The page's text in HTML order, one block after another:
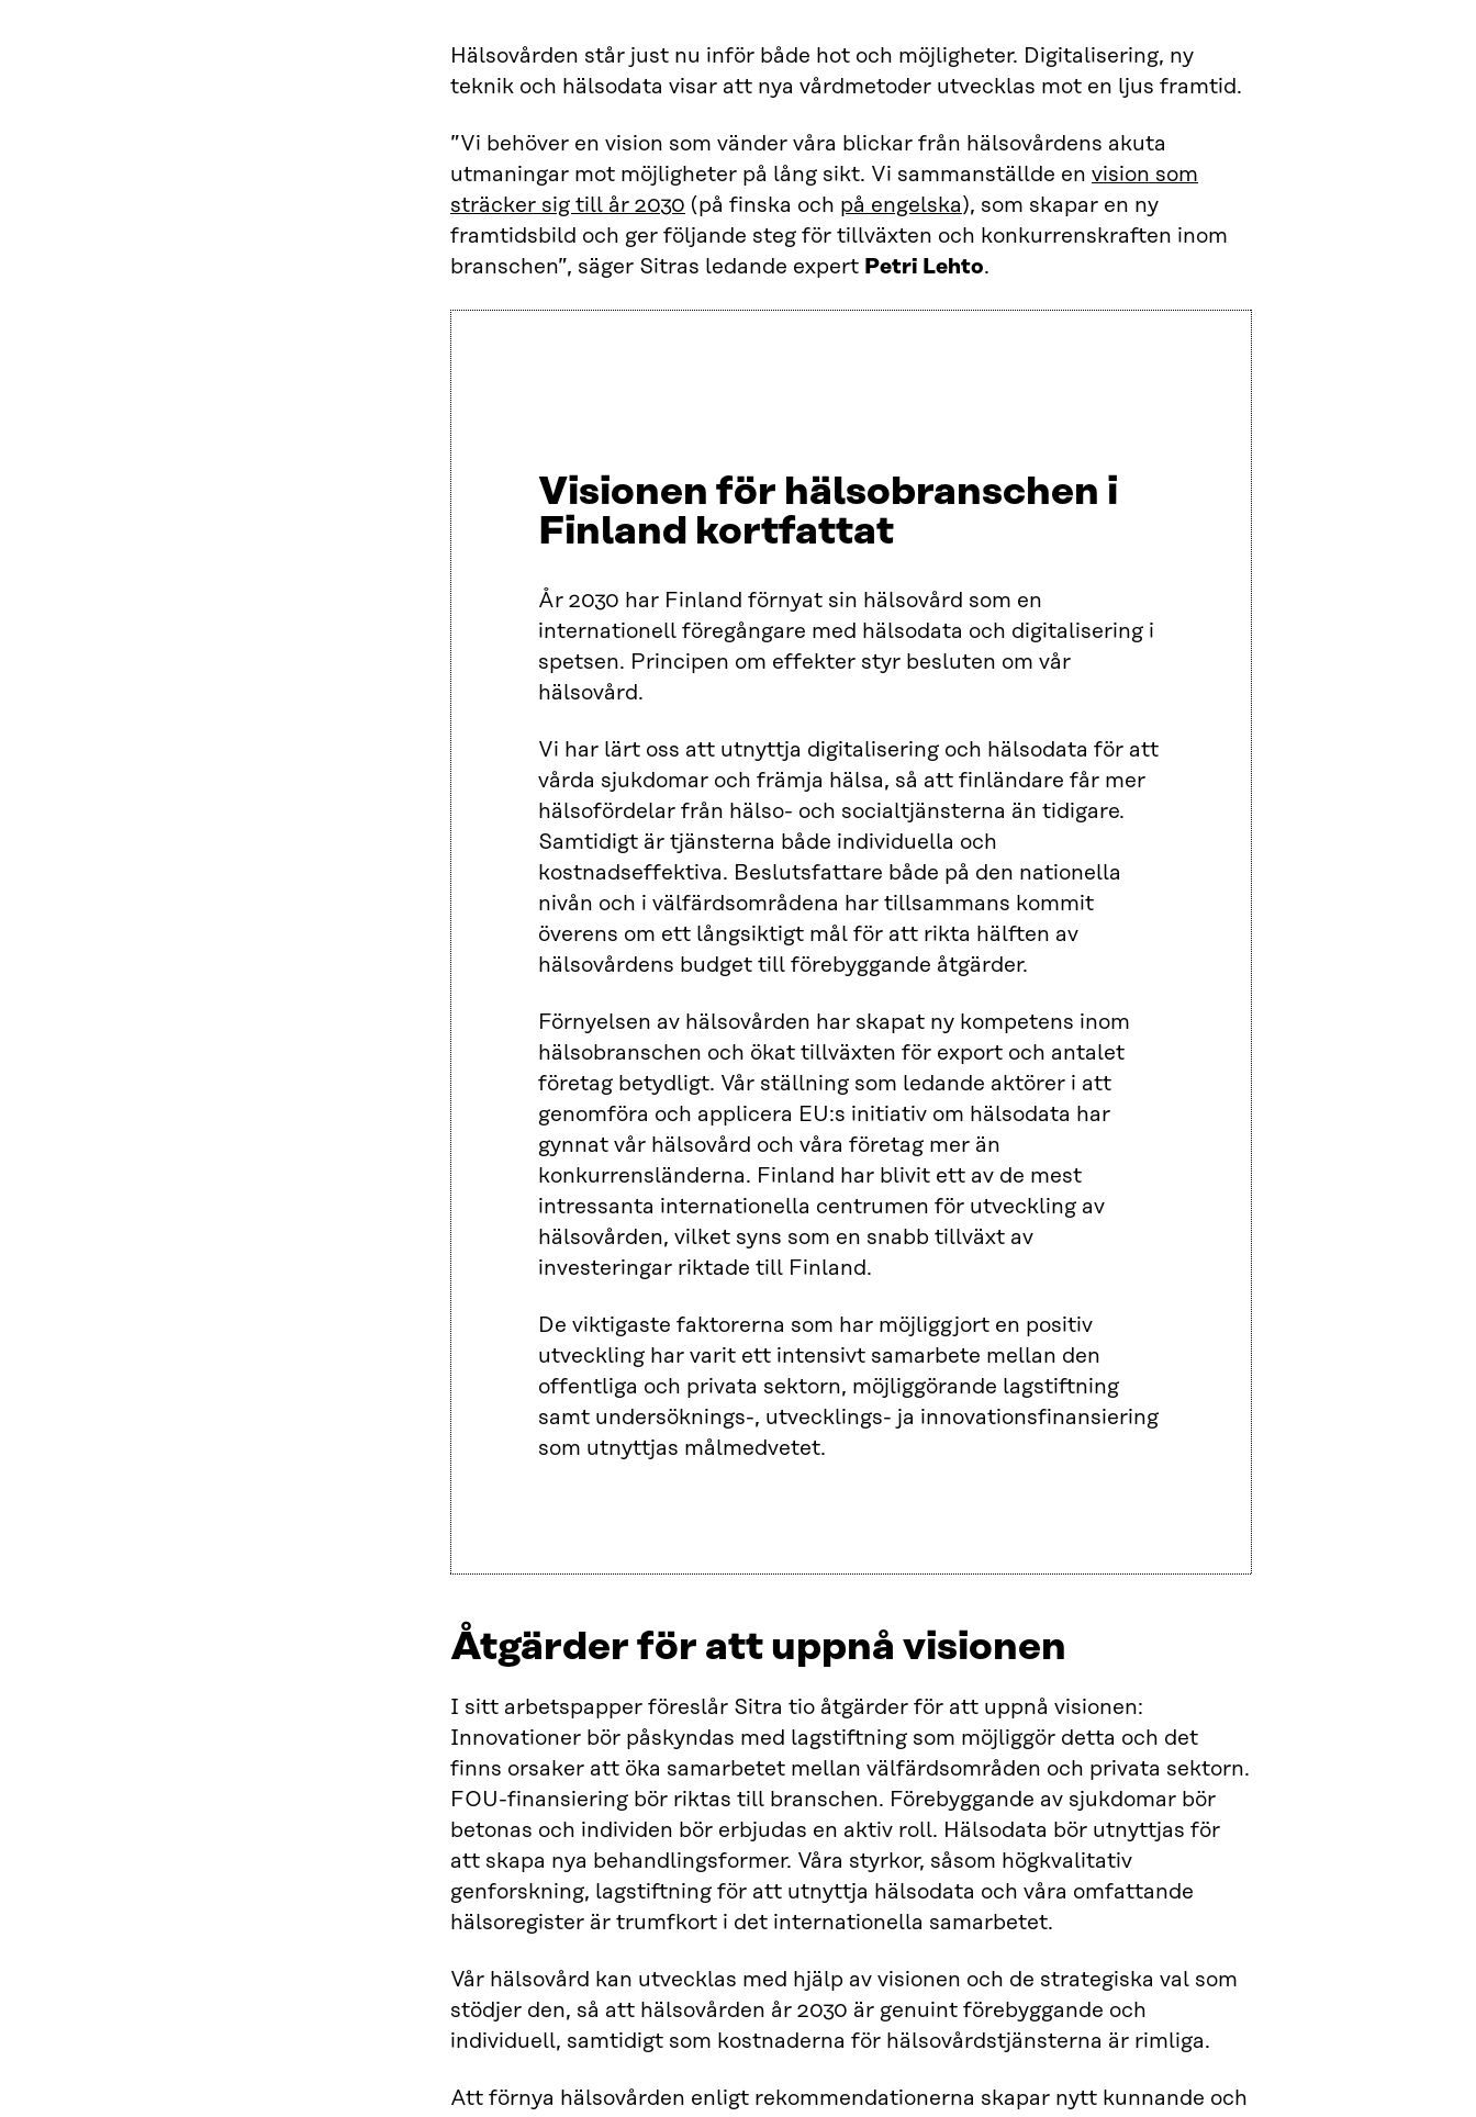
Hälsovården står just nu inför både hot och möjligheter. Digitalisering, ny
teknik och hälsodata visar att nya vårdmetoder utvecklas mot en ljus framtid.
”Vi behöver en vision som vänder våra blickar från hälsovårdens akuta
utmaningar mot möjligheter på lång sikt. Vi sammanställde en vision som
sträcker sig till år 2030 (på finska och på engelska), som skapar en ny
framtidsbild och ger följande steg för tillväxten och konkurrenskraften inom
branschen”, säger Sitras ledande expert Petri Lehto.
Visionen för hälsobranschen i
Finland kortfattat
År 2030 har Finland förnyat sin hälsovård som en
internationell föregångare med hälsodata och digitalisering i
spetsen. Principen om effekter styr besluten om vår
hälsovård.
Vi har lärt oss att utnyttja digitalisering och hälsodata för att
vårda sjukdomar och främja hälsa, så att finländare får mer
hälsofördelar från hälso- och socialtjänsterna än tidigare.
Samtidigt är tjänsterna både individuella och
kostnadseffektiva. Beslutsfattare både på den nationella
nivån och i välfärdsområdena har tillsammans kommit
överens om ett långsiktigt mål för att rikta hälften av
hälsovårdens budget till förebyggande åtgärder.
Förnyelsen av hälsovården har skapat ny kompetens inom
hälsobranschen och ökat tillväxten för export och antalet
företag betydligt. Vår ställning som ledande aktörer i att
genomföra och applicera EU:s initiativ om hälsodata har
gynnat vår hälsovård och våra företag mer än
konkurrensländerna. Finland har blivit ett av de mest
intressanta internationella centrumen för utveckling av
hälsovården, vilket syns som en snabb tillväxt av
investeringar riktade till Finland.
De viktigaste faktorerna som har möjliggjort en positiv
utveckling har varit ett intensivt samarbete mellan den
offentliga och privata sektorn, möjliggörande lagstiftning
samt undersöknings-, utvecklings- ja innovationsfinansiering
som utnyttjas målmedvetet.
Åtgärder för att uppnå visionen
I sitt arbetspapper föreslår Sitra tio åtgärder för att uppnå visionen:
Innovationer bör påskyndas med lagstiftning som möjliggör detta och det
finns orsaker att öka samarbetet mellan välfärdsområden och privata sektorn.
FOU-finansiering bör riktas till branschen. Förebyggande av sjukdomar bör
betonas och individen bör erbjudas en aktiv roll. Hälsodata bör utnyttjas för
att skapa nya behandlingsformer. Våra styrkor, såsom högkvalitativ
genforskning, lagstiftning för att utnyttja hälsodata och våra omfattande
hälsoregister är trumfkort i det internationella samarbetet.
Vår hälsovård kan utvecklas med hjälp av visionen och de strategiska val som
stödjer den, så att hälsovården år 2030 är genuint förebyggande och
individuell, samtidigt som kostnaderna för hälsovårdstjänsterna är rimliga.
Att förnya hälsovården enligt rekommendationerna skapar nytt kunnande och